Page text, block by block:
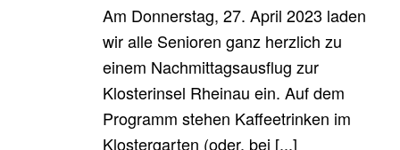
Am Donnerstag, 27. April 2023 laden
wir alle Senioren ganz herzlich zu
einem Nachmittagsausflug zur
Klosterinsel Rheinau ein. Auf dem
Programm stehen Kaffeetrinken im
Klostergarten (oder, bei [...]